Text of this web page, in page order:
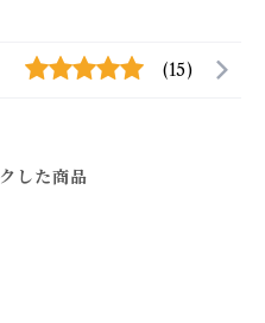
(15)
した商品